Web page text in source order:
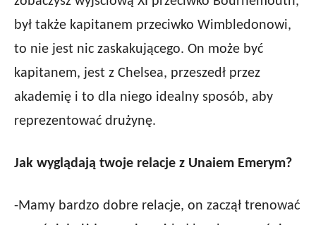
był także kapitanem przeciwko Wimbledonowi,
to nie jest nic zaskakującego. On może być
kapitanem, jest z Chelsea, przeszedł przez
akademię i to dla niego idealny sposób, aby
reprezentować drużynę.
Jak wyglądają twoje relacje z Unaiem Emerym?
-Mamy bardzo dobre relacje, on zaczął trenować